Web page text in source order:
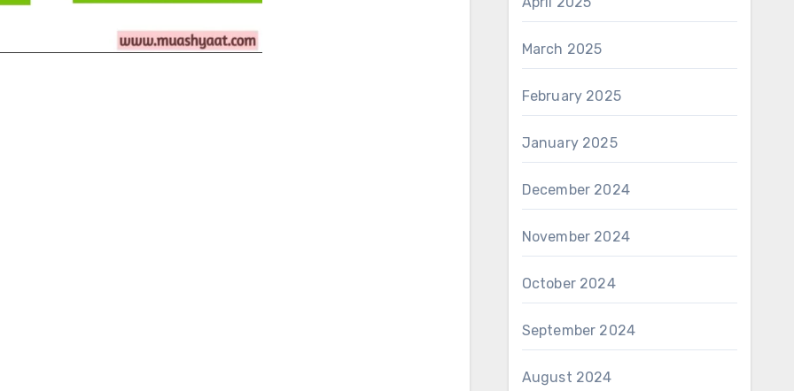
March 2025
February 2025
January 2025
December 2024
November 2024
October 2024
September 2024
August 2024